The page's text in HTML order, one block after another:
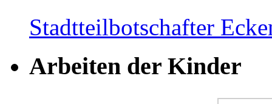
Stadtteilbotschafter
Arbeiten der Kinder